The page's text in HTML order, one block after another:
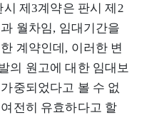
제3계약은 판시 제2
월차임, 임대기간을
계약인데, 이러한 변
의 원고에 대한 임대보
중되었다고 볼 수 없
전히 유효하다고 할